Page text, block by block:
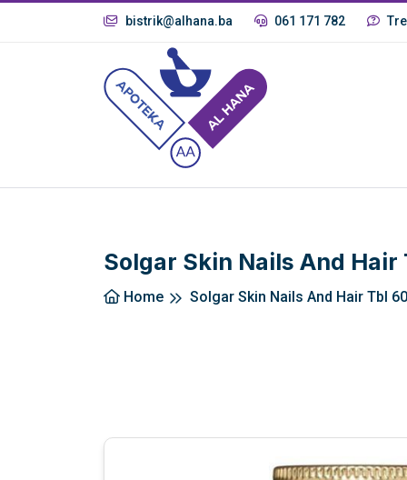
bistrik@alhana.ba 061 171 782
Solgar Skin Nails And Hair
Home Solgar Skin Nails And Hair Tbl 60